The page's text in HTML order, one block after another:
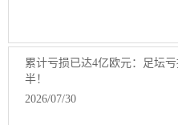
累计亏损已达4亿欧元：足坛
半！
2026/07/30